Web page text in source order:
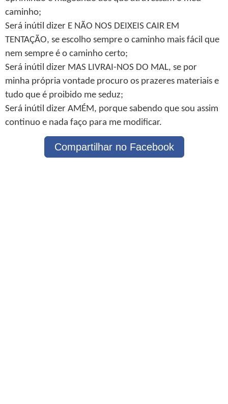
caminho;
Será inútil dizer E NÃO NOS DEIXEIS CAIR EM
TENTAÇÃO, se escolho sempre o caminho mais fácil que
nem sempre é o caminho certo;
Será inútil dizer MAS LIVRAI-NOS DO MAL, se por
minha própria vontade procuro os prazeres materiais e
tudo que é proibido me seduz;
Será inútil dizer AMÉM, porque sabendo que sou assim
continuo e nada faço para me modificar.
Compartilhar no Facebook